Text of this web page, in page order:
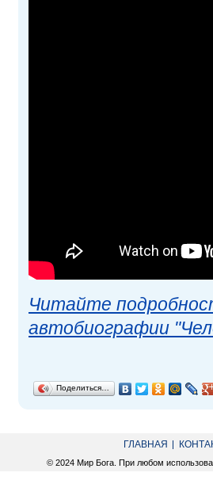
Читайте
автобиографии
Поделиться…
ГЛАВНАЯ
© 2024 Мир Бога. При любом